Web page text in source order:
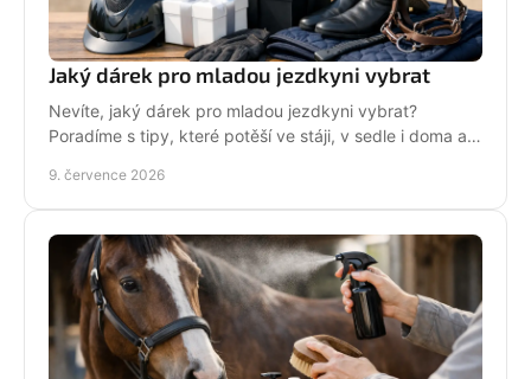
Jaký dárek pro mladou jezdkyni vybrat
Nevíte, jaký dárek pro mladou jezdkyni vybrat?
Poradíme s tipy, které potěší ve stáji, v sedle i doma a
9. července 2026